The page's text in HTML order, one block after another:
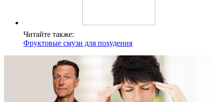
Читайте также:
Фруктовые смузи для похудения